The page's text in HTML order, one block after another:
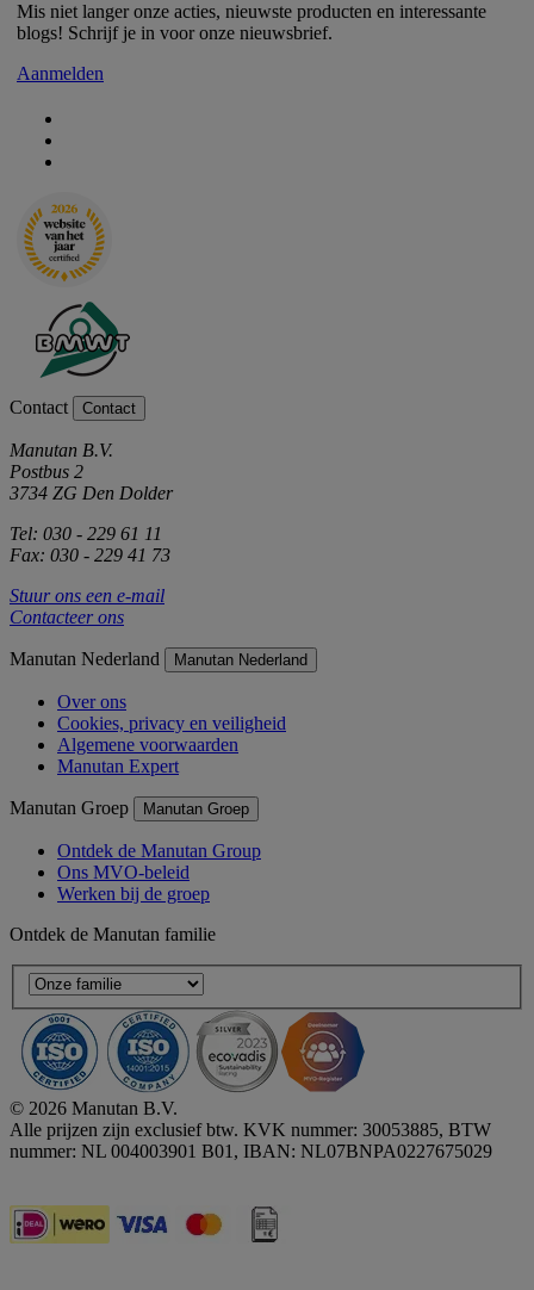
Mis niet langer onze acties, nieuwste producten en interessante
blogs! Schrijf je in voor onze nieuwsbrief.
Aanmelden
Contact Contact
Manutan B.V.
Postbus 2
3734 ZG Den Dolder
Tel: 030 - 229 61 11
Fax: 030 - 229 41 73
Stuur ons een e-mail
Contacteer ons
Manutan Nederland Manutan Nederland
Over ons
Cookies, privacy en veiligheid
Algemene voorwaarden
Manutan Expert
Manutan Groep Manutan Groep
Ontdek de Manutan Group
Ons MVO-beleid
Werken bij de groep
Ontdek de Manutan familie
© 2026 Manutan B.V.
Alle prijzen zijn exclusief btw. KVK nummer: 30053885, BTW
nummer: NL 004003901 B01, IBAN: NL07BNPA0227675029